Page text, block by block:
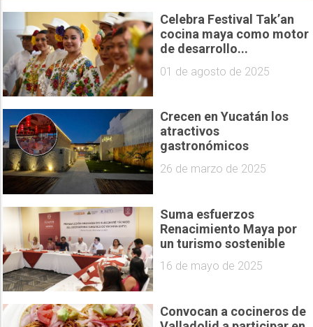
Celebra Festival Tak’an
cocina maya como motor
de desarrollo...
01 de agosto de 2025
Crecen en Yucatán los
atractivos
gastronómicos
26 de marzo de 2025
Suma esfuerzos
Renacimiento Maya por
un turismo sostenible
16 de mayo de 2025
Convocan a cocineros de